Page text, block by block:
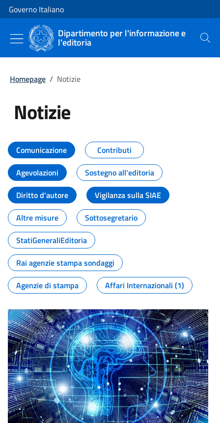
Vai al contenuto
Vai alla navigazione del sito
Governo Italiano
Dipartimento per l'informazione e
l'editoria Cerca
Homepage / Notizie
Notizie
Tutti i contenuti della pagina
Comunicazione
Contributi
Agevolazioni
Sostegno all'editoria
Diritto d'autore
Vigilanza sulla SIAE
Altre misure
Sottosegretario
StatiGeneraliEditoria
Rai agenzie stampa sondaggi
Agenzie di stampa
Affari Internazionali (1)